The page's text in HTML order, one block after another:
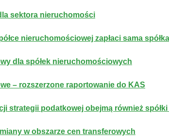
sektora nieruchomości
nieruchomościowej zapłaci sama spółka
dla spółek nieruchomościowych
– rozszerzone raportowanie do KAS
strategii podatkowej obejmą również
w obszarze cen transferowych